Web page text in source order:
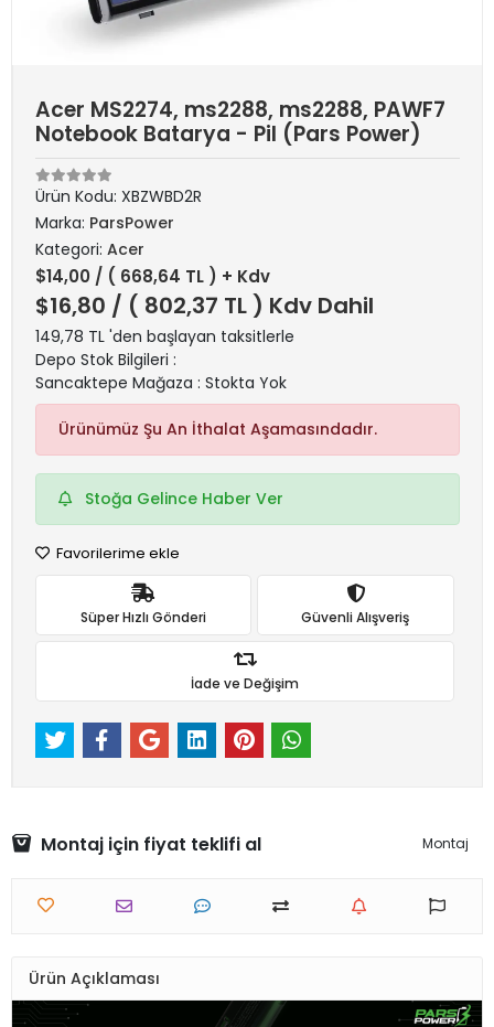
Acer MS2274, ms2288, ms2288, PAWF7
Notebook Batarya - Pil (Pars Power)
Ürün Kodu: XBZWBD2R
Marka: ParsPower
Kategori: Acer
$14,00 / ( 668,64 TL ) + Kdv
$16,80 / ( 802,37 TL ) Kdv Dahil
149,78 TL 'den başlayan taksitlerle
Depo Stok Bilgileri :
Sancaktepe Mağaza : Stokta Yok
Ürünümüz Şu An İthalat Aşamasındadır.
Stoğa Gelince Haber Ver
Favorilerime ekle
Süper Hızlı Gönderi Güvenli Alışveriş
İade ve Değişim
Montaj için fiyat teklifi al Montaj
Ürün Açıklaması